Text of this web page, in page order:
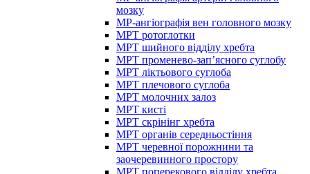
мозку
МР-ангіографія вен головного мозку
МРТ ротоглотки
МРТ шийного відділу хребта
МРТ променево-зап’ясного суглобу
МРТ ліктьового суглоба
МРТ плечового суглоба
МРТ молочних залоз
МРТ кисті
МРТ скрінінг хребта
МРТ органів середньостіння
МРТ черевної порожнини та
заочеревинного простору
МРТ поперекового відділу хребта